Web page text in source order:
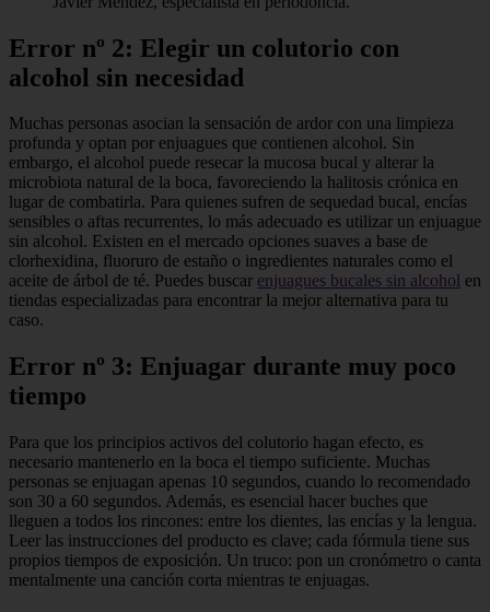
Error nº 2: Elegir un colutorio con
alcohol sin necesidad
Muchas personas asocian la sensación de ardor con una limpieza
profunda y optan por enjuagues que contienen alcohol. Sin
embargo, el alcohol puede resecar la mucosa bucal y alterar la
microbiota natural de la boca, favoreciendo la halitosis crónica en
lugar de combatirla. Para quienes sufren de sequedad bucal, encías
sensibles o aftas recurrentes, lo más adecuado es utilizar un enjuague
sin alcohol. Existen en el mercado opciones suaves a base de
clorhexidina, fluoruro de estaño o ingredientes naturales como el
aceite de árbol de té. Puedes buscar enjuagues bucales sin alcohol en
tiendas especializadas para encontrar la mejor alternativa para tu
caso.
Error nº 3: Enjuagar durante muy poco
tiempo
Para que los principios activos del colutorio hagan efecto, es
necesario mantenerlo en la boca el tiempo suficiente. Muchas
personas se enjuagan apenas 10 segundos, cuando lo recomendado
son 30 a 60 segundos. Además, es esencial hacer buches que
lleguen a todos los rincones: entre los dientes, las encías y la lengua.
Leer las instrucciones del producto es clave; cada fórmula tiene sus
propios tiempos de exposición. Un truco: pon un cronómetro o canta
mentalmente una canción corta mientras te enjuagas.